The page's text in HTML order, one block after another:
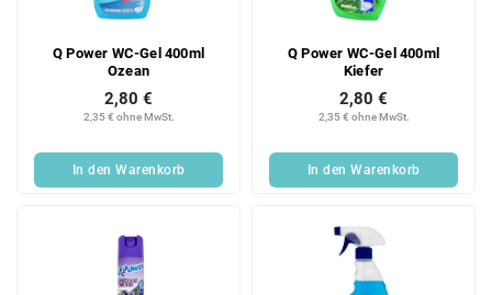
Q Power WC-Gel 400ml
Ozean
2,35 € ohne MwSt.
2,80 €
In den Warenkorb
Q Power WC-Gel 400ml
Kiefer
2,35 € ohne MwSt.
2,80 €
In den Warenkorb